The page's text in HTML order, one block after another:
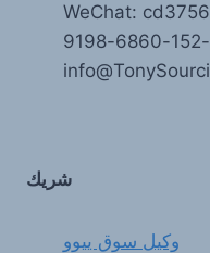
WeChat:
شريك
وكيل سوق ييوو